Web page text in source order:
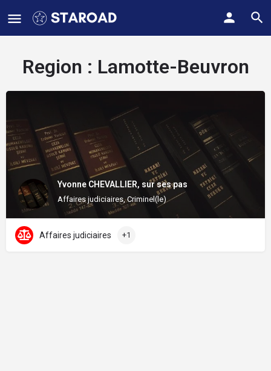
Region : Lamotte-Beuvron
Yvonne CHEVALLIER, sur ses pas
Affaires judiciaires, Criminel(le)
Affaires judiciaires +1